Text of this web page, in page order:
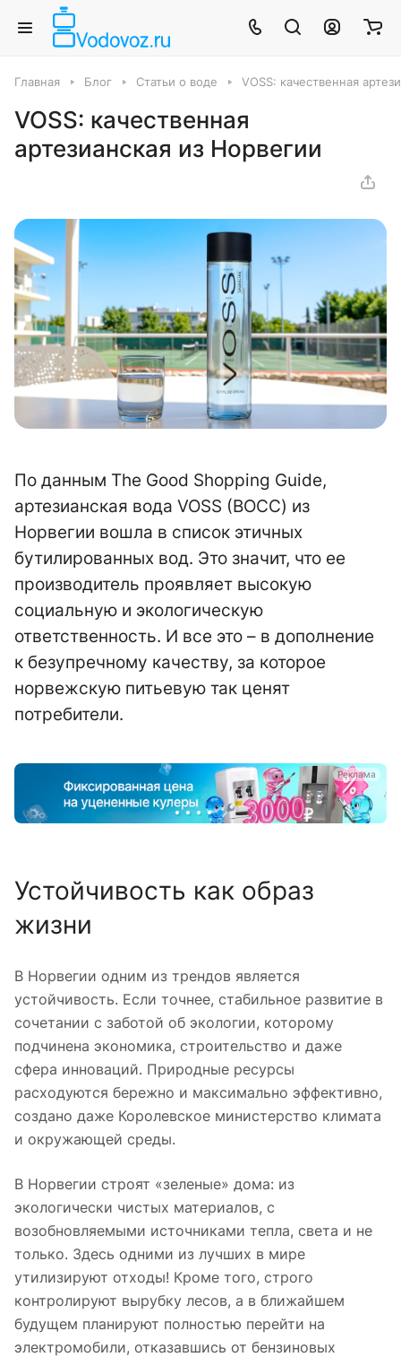
Главная Блог Статьи о воде VOSS: качественная
VOSS: качественная
артезианская из Норвегии
По данным The Good Shopping Guide,
артезианская вода VOSS (ВОСС) из
Норвегии вошла в список этичных
бутилированных вод. Это значит, что ее
производитель проявляет высокую
социальную и экологическую
ответственность. И все это – в дополнение
к безупречному качеству, за которое
норвежскую питьевую так ценят
потребители.
Реклама
Устойчивость как образ
жизни
В Норвегии одним из трендов является
устойчивость. Если точнее, стабильное развитие в
сочетании с заботой об экологии, которому
подчинена экономика, строительство и даже
сфера инноваций. Природные ресурсы
расходуются бережно и максимально эффективно,
создано даже Королевское министерство климата
и окружающей среды.
В Норвегии строят «зеленые» дома: из
экологически чистых материалов, с
возобновляемыми источниками тепла, света и не
только. Здесь одними из лучших в мире
утилизируют отходы! Кроме того, строго
контролируют вырубку лесов, а в ближайшем
будущем планируют полностью перейти на
электромобили, отказавшись от бензиновых